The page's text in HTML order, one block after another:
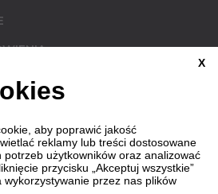
X
aby poprawić jakość
reklamy lub treści dostosowane
potrzeb użytkowników oraz analizować
przycisku „Akceptuj wszystkie”
wykorzystywanie przez nas plików